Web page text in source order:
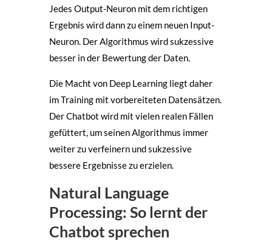
Jedes Output-Neuron mit dem richtigen
Ergebnis wird dann zu einem neuen Input-
Neuron. Der Algorithmus wird sukzessive
besser in der Bewertung der Daten.
Die Macht von Deep Learning liegt daher
im Training mit vorbereiteten Datensätzen.
Der Chatbot wird mit vielen realen Fällen
gefüttert, um seinen Algorithmus immer
weiter zu verfeinern und sukzessive
bessere Ergebnisse zu erzielen.
Natural Language
Processing: So lernt der
Chatbot sprechen